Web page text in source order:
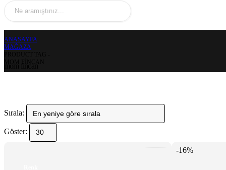
ANASAYFA
MAĞAZA
Sırala:
Göster:
-16%